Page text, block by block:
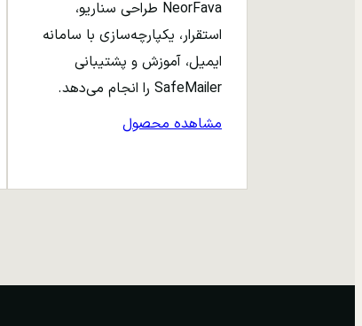
NeorFava طراحی سناریو،
استقرار، یکپارچه‌سازی با سامانه
ایمیل، آموزش و پشتیبانی
SafeMailer را انجام می‌دهد.
مشاهده محصول